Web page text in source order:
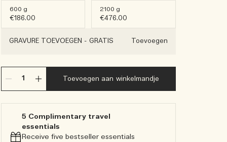
600 g
€186.00
2100 g
€476.00
GRAVURE TOEVOEGEN - GRATIS Toevoegen
Toevoegen aan winkelmandje
5 Complimentary travel
essentials​
Receive five bestseller essentials